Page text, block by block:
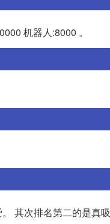
机器人:8000 。
其次排名第二的是真吸